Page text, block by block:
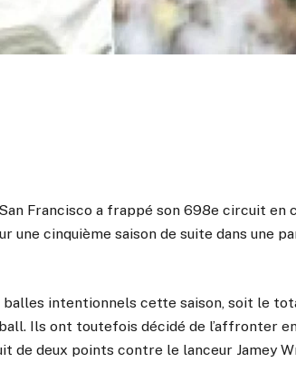
San Francisco a frappé son 698e circuit en
une cinquième saison de suite dans une
balles intentionnels cette saison, soit le
Ils ont toutefois décidé de l’affronter
de deux points contre le lanceur Jamey